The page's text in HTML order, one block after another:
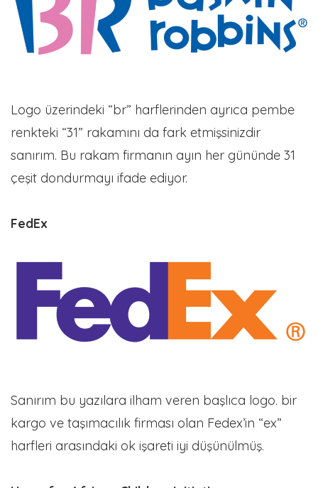
Logo üzerindeki “br” harflerinden ayrıca pembe
renkteki “31” rakamını da fark etmişsinizdir
sanırım. Bu rakam firmanın ayın her gününde 31
çeşit dondurmayı ifade ediyor.
FedEx
Sanırım bu yazılara ilham veren başlıca logo. bir
kargo ve taşımacılık firması olan Fedex’in “ex”
harfleri arasındaki ok işareti iyi düşünülmüş.